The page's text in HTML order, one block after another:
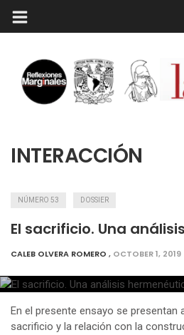
INTERACCIÓN
NÚMERO 53 DOSSIER
El sacrificio. Una
CALEB OLVERA ROMERO , OCTOBER 1, 2019
En el presente ensayo se presentan
sacrificio y la relación con la